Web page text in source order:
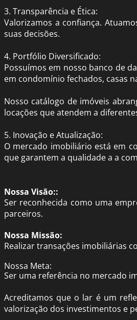
3. Transparência e Ética:
Valorizamos a confiança.
suas decisões.
4. Portfólio Diversificado:
Possuímos em nosso banco de
em condomínio fechados, casas
Nosso catálogo de imóveis
locações que atendem a
5. Inovação e Atualização:
O mercado imobiliário está em
que garantem a qualidade a a
Nossa Visão::
Ser reconhecida como uma
parceiros.
Nossa Missão:
Realizar transações imobiliárias
Nossa Meta:
Ser uma referência no mercado
Acreditamos que o lar é um
valorização dos investimentos e